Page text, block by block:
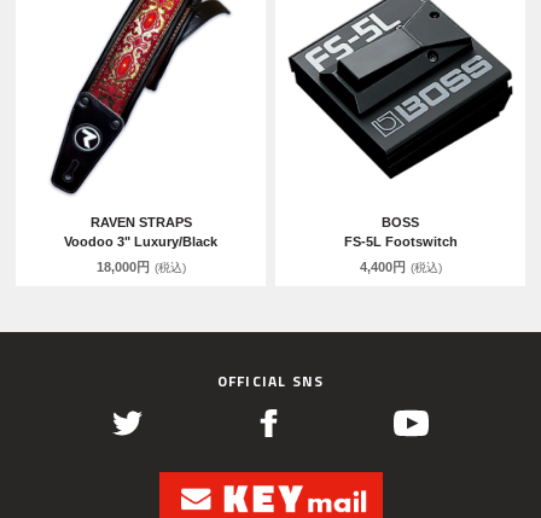
RAVEN STRAPS
Voodoo 3" Luxury/Black
18,000円 (税込)
BOSS
FS-5L Footswitch
4,400円 (税込)
OFFICIAL SNS